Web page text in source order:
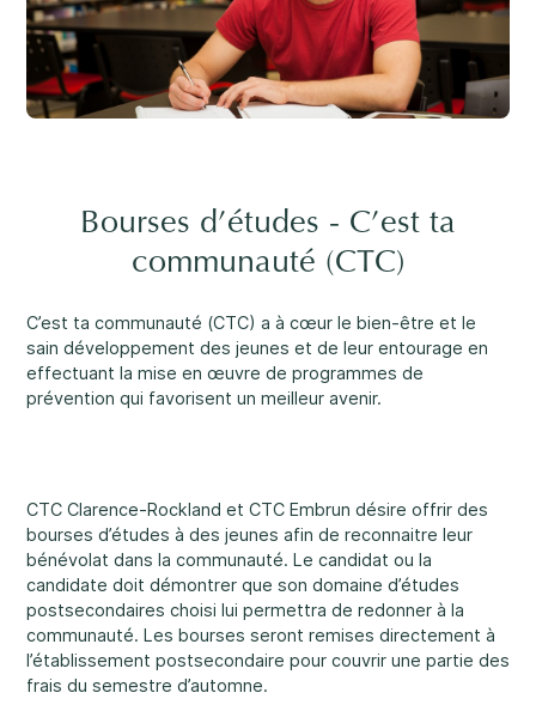
Passez nous voir.
Nos bureaux sont ouverts du lundi au vendredi
de 8 h 30 à 16 h.
Rockland
860, rue Caron, unité 1, Rockland
3 Un soutien rassurant
Remplissez un formulaire de demande de
services ↗
Important :Si vos préoccupations sont à l’égard de la
sécurité d’un enfant, nous vous prions de nous contacter
au 1-800-675-6168. Votre appel peut demeurer anonyme.
Nous serons alors en mesure de vous assister rapidement
Carrières
Nous joindre
Santé mentale
Abus et négligence
Nos services
Bourses d’études - C’est ta
communauté (CTC)
C’est ta communauté (CTC) a à cœur le bien-être et le
sain développement des jeunes et de leur entourage en
effectuant la mise en œuvre de programmes de
prévention qui favorisent un meilleur avenir.
CTC Clarence-Rockland et CTC Embrun désire offrir des
bourses d’études à des jeunes afin de reconnaitre leur
bénévolat dans la communauté. Le candidat ou la
candidate doit démontrer que son domaine d’études
postsecondaires choisi lui permettra de redonner à la
communauté. Les bourses seront remises directement à
l’établissement postsecondaire pour couvrir une partie des
frais du semestre d’automne.